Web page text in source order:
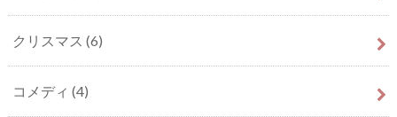
クリスマス (6)
コメディ (4)